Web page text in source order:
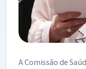
A Comissão de